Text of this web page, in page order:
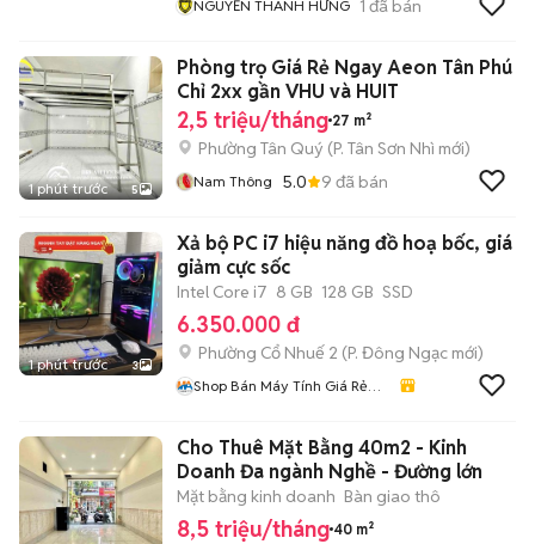
NGUYỄN THANH HƯNG 1 đã bán
1 phút trước 5
Phòng trọ Giá Rẻ Ngay Aeon Tân Phú
Chỉ 2xx gần VHU và HUIT
2,5 triệu/tháng 27 m²
Phường Tân Quý (P. Tân Sơn Nhì mới)
Nam Thông 5.0 9 đã bán
1 phút trước 3
Xả bộ PC i7 hiệu năng đồ hoạ bốc, giá
giảm cực sốc
Intel Core i7 8 GB 128 GB SSD
6.350.000 đ
Phường Cổ Nhuế 2 (P. Đông Ngạc mới)
Shop Bán Máy Tính Giá Rẻ
Cho Thuê Mặt Bằng 40m2 - Kinh
Doanh Đa ngành Nghề - Đường lớn
Mặt bằng kinh doanh Bàn giao thô
8,5 triệu/tháng 40 m²